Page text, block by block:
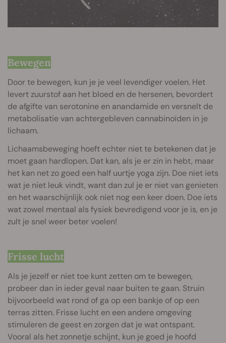
Bewegen
Door te bewegen, kun je je veel levendiger voelen. Het
levert zuurstof aan het bloed en de hersenen, bevordert
de afgifte van serotonine en anandamide en versnelt de
metabolisatie van achtergebleven cannabinoïden in je
lichaam.
Lichaamsbeweging hoeft echter niet te betekenen dat je
moet gaan hardlopen. Dat kan, als je er zin in hebt, maar
het kan net zo goed een half uurtje yoga zijn. Doe niet iets
wat je niet leuk vindt, want dan zul je er niet van genieten
en het waarschijnlijk ook niet nog een keer doen. Doe iets
wat zowel mentaal als fysiek bevredigend voor je is, en je
zult je snel weer beter voelen!
Frisse lucht
Als je jezelf er niet toe kunt zetten om te bewegen,
probeer dan in ieder geval naar buiten te gaan. Struin
bijvoorbeeld wat rond of ga op een bankje of op een
terras zitten. Frisse lucht en een andere omgeving
stimuleren de geest en zorgen dat je wat ontspant.
Vooral als het zonnetje schijnt, kun je goed je hoofd